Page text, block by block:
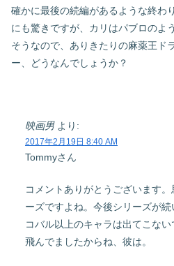
確かに最後の続編があるような終わ
にも驚きですが、カリはパブロのよ
そうなので、ありきたりの麻薬王ド
ー、どうなんでしょうか？
映画男 より:
2017年2月19日 8:40 AM
Tommyさん
コメントありがとうございます
ーズですよね。今後シリーズが
コバル以上のキャラは出てこな
飛んでましたからね、彼は。